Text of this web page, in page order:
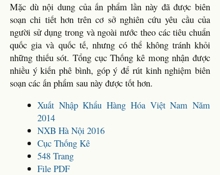
Mặc dù nội dung của ấn phẩm lần này đã được biên
soạn chi tiết hơn trên cơ sở nghiên cứu yêu cầu của
người sử dụng trong và ngoài nước theo các tiêu chuẩn
quốc gia và quốc tế, nhưng có thể không tránh khỏi
những thiếu sót. Tổng cục Thống kê mong nhận được
nhiều ý kiến phê bình, góp ý để rút kinh nghiệm biên
soạn các ấn phẩm sau này được tốt hơn.
Xuất Nhập Khẩu Hàng Hóa Việt Nam Năm
2014
NXB Hà Nội 2016
Cục Thống Kê
548 Trang
File PDF